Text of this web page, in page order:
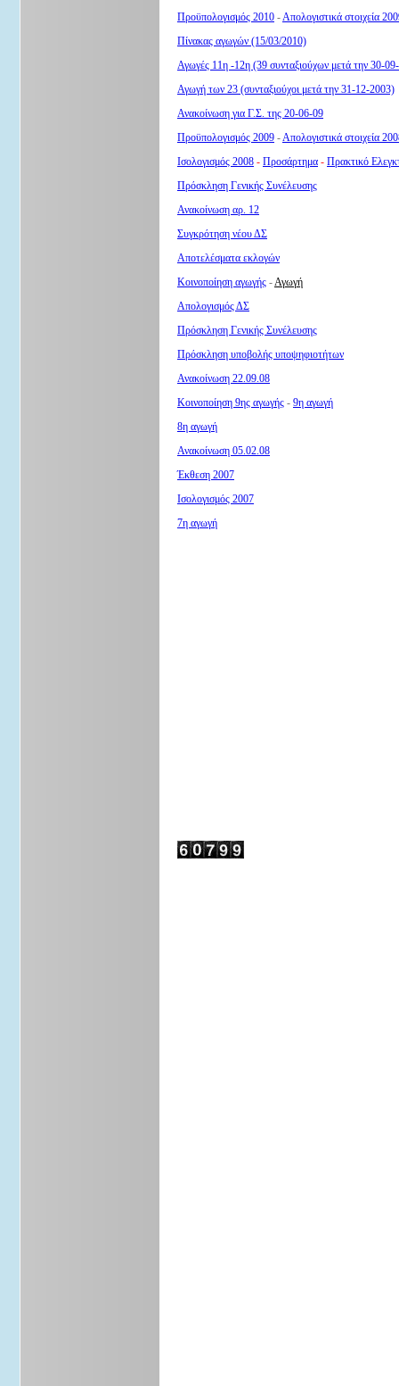
Προϋπολογισμός 2010 -Απολογιστικά στοιχεία
Πίνακας αγωγών (15/03/2010)
Αγωγές 11η -12η (39 συνταξιούχων μετά την 30-
Αγωγή των 23 (συνταξιούχοι μετά την 31-12-2003)
Ανακοίνωση για Γ.Σ. της 20-06-09
Προϋπολογισμός 2009 -Απολογιστικά στοιχεία
Ισολογισμός 2008 - Προσάρτημα - Πρακτικό
Πρόσκληση Γενικής Συνέλευσης
Ανακοίνωση αρ. 12
Συγκρότηση νέου ΔΣ
Αποτελέσματα εκλογών
Κοινοποίηση αγωγής -Αγωγή
Απολογισμός ΔΣ
Πρόσκληση Γενικής Συνέλευσης
Πρόσκληση υποβολής υποψηφιοτήτων
Ανακοίνωση 22.09.08
Κοινοποίηση 9ης αγωγής - 9η αγωγή
8η αγωγή
Ανακοίνωση 05.02.08
Έκθεση 2007
Ισολογισμός 2007
7η αγωγή